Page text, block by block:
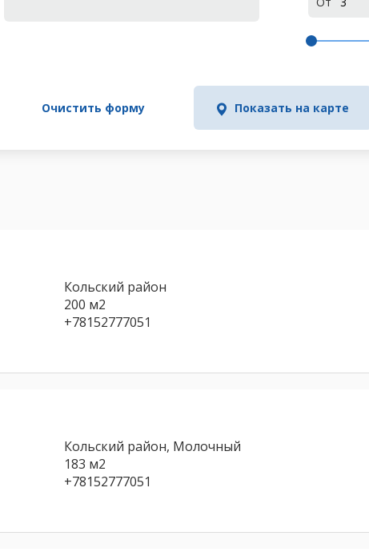
Очистить форму Показать на карте
Кольский район
200 м2
+78152777051
Кольский район, Молочный
183 м2
+78152777051